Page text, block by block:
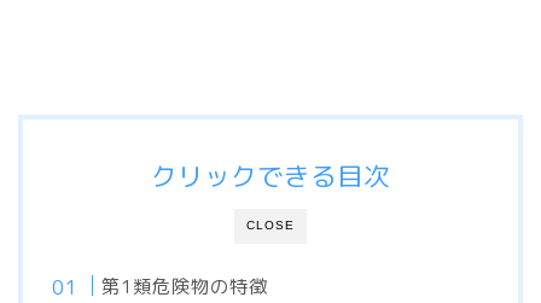
CLOSE
クリックできる目次
第1類危険物の特徴